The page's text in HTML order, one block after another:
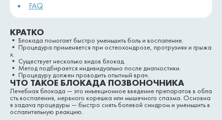
FAQ
КРАТКО
• Блокада помогает быстро уменьшить боль и воспаление.
• Процедура применяется при остеохондрозе, протрузиях и грыжа
х.
• Существует несколько видов блокад.
• Метод подбирается индивидуально после диагностики.
• Процедуру должен проводить опытный врач.
ЧТО ТАКОЕ БЛОКАДА ПОЗВОНОЧНИКА
Лечебная блокада — это инъекционное введение препаратов в обла
сть воспаления, нервного корешка или мышечного спазма. Основна
я задача процедуры — быстро снять болевой синдром и уменьшить в
оспалительную реакцию.